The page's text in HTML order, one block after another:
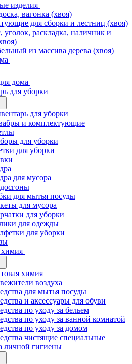
изделия
вагонка (хвоя)
для сборки и лестниц (хвоя)
уголок, раскладка, наличник и
из массива дерева (хвоя)
дома
для уборки
для уборки
и комплектующие
для уборки
для уборки
для мусора
для мытья посуды
для мусора
для уборки
для одежды
для уборки
химия
воздуха
для мытья посуды
и аксессуары для обуви
по уходу за бельем
по уходу за ванной комнатой
по уходу за домом
чистящие специальные
личной гигиены